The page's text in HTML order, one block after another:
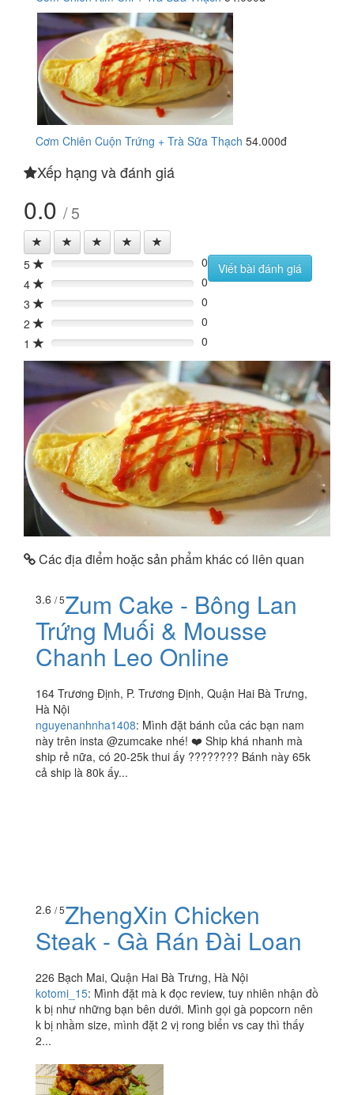
Cơm Chiên Cuộn Trứng + Trà Sữa Thạch 54.000đ
Xếp hạng và đánh giá
0.0 / 5
5 0%
0
4
0%
0
3
0%
0
2
0%
0
1
0% 0
Viết bài đánh giá
Các địa điểm hoặc sản phẩm khác có liên quan
3.6 / 5Zum Cake - Bông Lan
Trứng Muối & Mousse
Chanh Leo Online
164 Trương Định, P. Trương Định, Quận Hai Bà Trưng,
Hà Nội
nguyenanhnha1408: Mình đặt bánh của các bạn nam
này trên insta @zumcake nhé! ❤️ Ship khá nhanh mà
ship rẻ nữa, có 20-25k thui ấy ???????? Bánh này 65k
cả ship là 80k ấy...
2.6 / 5ZhengXin Chicken
Steak - Gà Rán Đài Loan
226 Bạch Mai, Quận Hai Bà Trưng, Hà Nội
kotomi_15: Mình đặt mà k đọc review, tuy nhiên nhận đồ
k bị như những bạn bên dưới. Mình gọi gà popcorn nên
k bị nhầm size, mình đặt 2 vị rong biển vs cay thì thấy
2...